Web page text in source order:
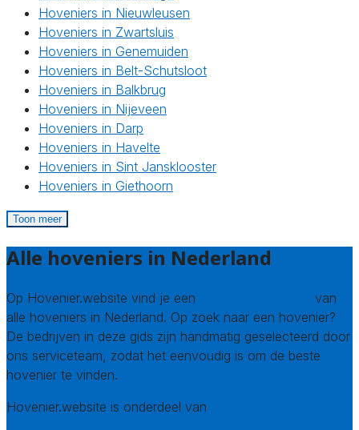
Hoveniers in Nieuwleusen
Hoveniers in Zwartsluis
Hoveniers in Genemuiden
Hoveniers in Belt-Schutsloot
Hoveniers in Balkbrug
Hoveniers in Nijeveen
Hoveniers in Darp
Hoveniers in Havelte
Hoveniers in Sint Jansklooster
Hoveniers in Giethoorn
Toon meer
Alle hoveniers in Nederland
Op Hovenier.website vind je een
van
alle hoveniers in Nederland. Op zoek naar een hovenier?
De bedrijven in deze gids zijn handmatig geselecteerd door
ons serviceteam, zodat het eenvoudig is om de beste
hovenier te vinden.
Hovenier.website is onderdeel van